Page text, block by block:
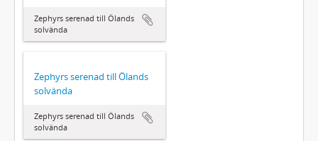
Zephyrs serenad till Ölands
solvända
Zephyrs serenad till Ölands
solvända
Zephyrs serenad till Ölands
solvända